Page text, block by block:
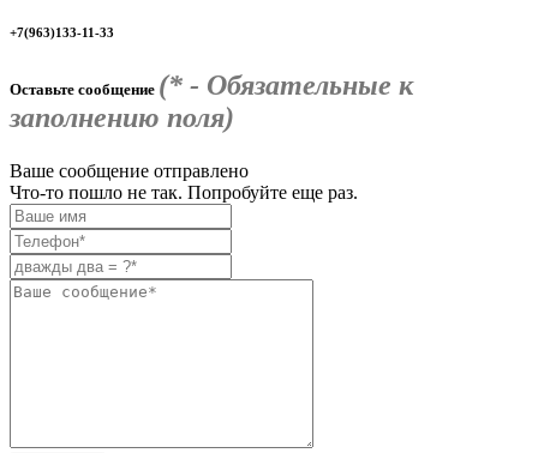
+7(963)133-11-33
Оставьте сообщение (* - Обязательные к
заполнению поля)
Ваше сообщение отправлено
Что-то пошло не так. Попробуйте еще раз.